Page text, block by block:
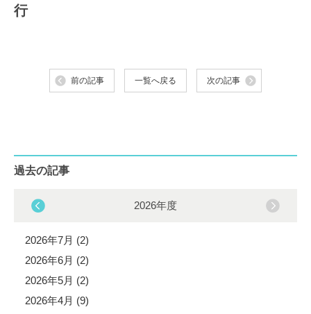
行
前の記事 一覧へ戻る 次の記事
過去の記事
2026年度
2026年7月 (2)
2026年6月 (2)
2026年5月 (2)
2026年4月 (9)